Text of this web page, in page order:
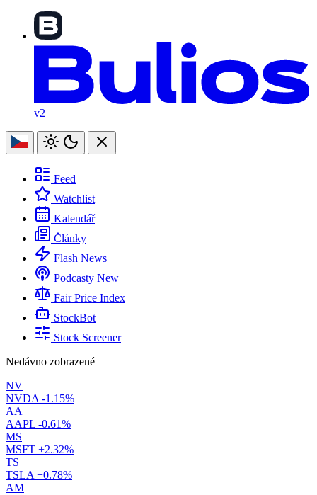
v2
Feed
Watchlist
Kalendář
Články
Flash News
Podcasty New
Fair Price Index
StockBot
Stock Screener
Nedávno zobrazené
NV
NVDA -1.15%
AA
AAPL -0.61%
MS
MSFT +2.32%
TS
TSLA +0.78%
AM